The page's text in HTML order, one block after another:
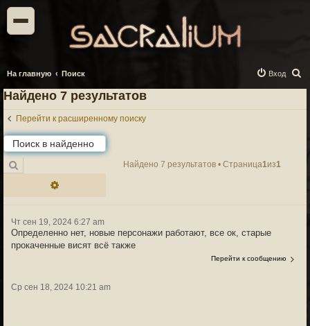
На главную Поиск
о
Вход
Найдено 7 результатов
Перейти к расширенному поиску
Расширенный поиск
Найдено 7 результатов • Страница1из1
Чт сен 19, 2024 6:27 am
Определенно нет, новые персонажи работают, все ок, старые
прокаченные висят всё также
Перейти к сообщению
Ср сен 18, 2024 10:21 am